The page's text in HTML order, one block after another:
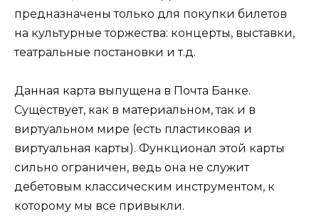
предназначены только для покупки билетов
на культурные торжества: концерты, выставки,
театральные постановки и т.д.
Данная карта выпущена в Почта Банке.
Существует, как в материальном, так и в
виртуальном мире (есть пластиковая и
виртуальная карты). Функционал этой карты
сильно ограничен, ведь она не служит
дебетовым классическим инструментом, к
которому мы все привыкли.